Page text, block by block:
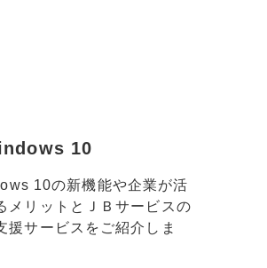
10
10の新機能や企業が活
メリットとＪＢサービスの
援サービスをご紹介しま